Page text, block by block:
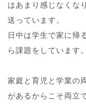
はあまり感じなくな
送っています。
日中は学生で家に帰
ら課題をしています。
家庭と育児と学業の
があるからこそ両立